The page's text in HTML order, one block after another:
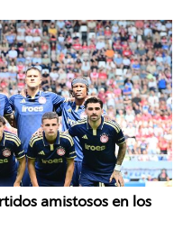
amistosos en los